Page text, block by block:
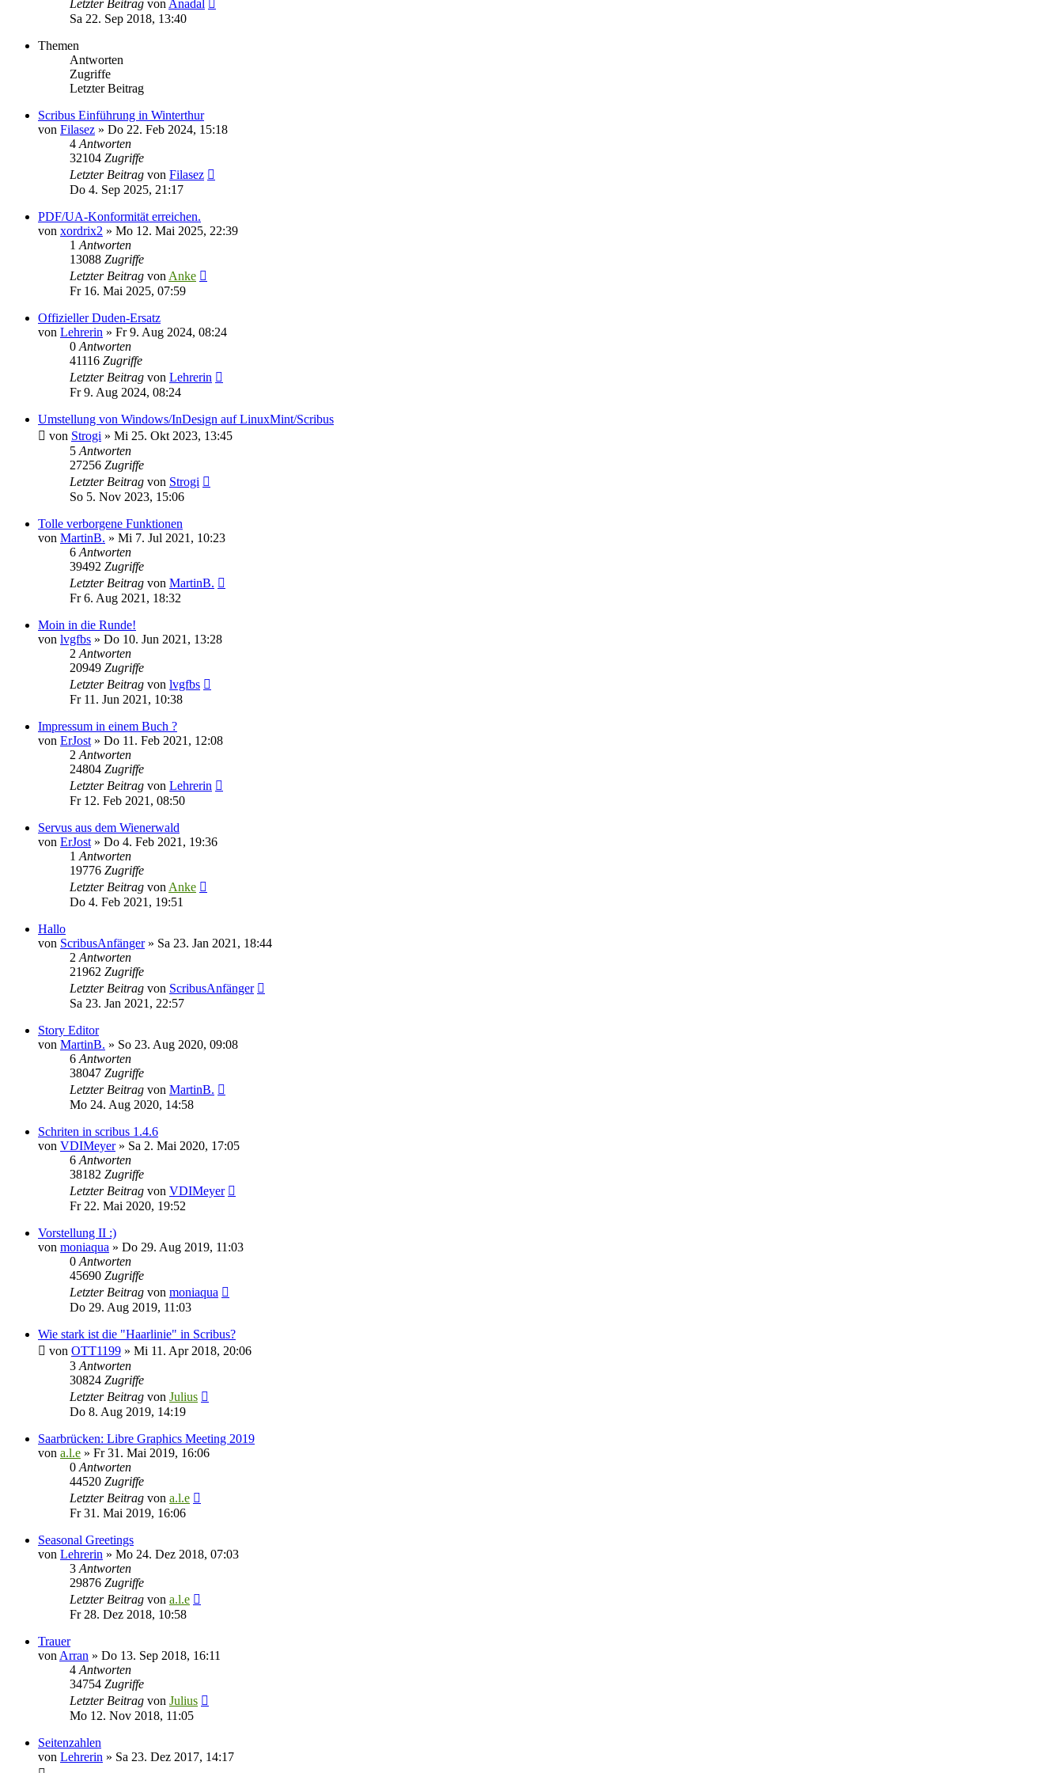
Letzter Beitrag von Anadal
Sa 22. Sep 2018, 13:40
Themen
Antworten
Zugriffe
Letzter Beitrag
Scribus Einführung in Winterthur
von Filasez » Do 22. Feb 2024, 15:18
4 Antworten
32104 Zugriffe
Letzter Beitrag von Filasez
Do 4. Sep 2025, 21:17
PDF/UA-Konformität erreichen.
von xordrix2 » Mo 12. Mai 2025, 22:39
1 Antworten
13088 Zugriffe
Letzter Beitrag von Anke
Fr 16. Mai 2025, 07:59
Offizieller Duden-Ersatz
von Lehrerin » Fr 9. Aug 2024, 08:24
0 Antworten
41116 Zugriffe
Letzter Beitrag von Lehrerin
Fr 9. Aug 2024, 08:24
Umstellung von Windows/InDesign auf LinuxMint/Scribus
von Strogi » Mi 25. Okt 2023, 13:45
5 Antworten
27256 Zugriffe
Letzter Beitrag von Strogi
So 5. Nov 2023, 15:06
Tolle verborgene Funktionen
von MartinB. » Mi 7. Jul 2021, 10:23
6 Antworten
39492 Zugriffe
Letzter Beitrag von MartinB.
Fr 6. Aug 2021, 18:32
Moin in die Runde!
von lvgfbs » Do 10. Jun 2021, 13:28
2 Antworten
20949 Zugriffe
Letzter Beitrag von lvgfbs
Fr 11. Jun 2021, 10:38
Impressum in einem Buch ?
von ErJost » Do 11. Feb 2021, 12:08
2 Antworten
24804 Zugriffe
Letzter Beitrag von Lehrerin
Fr 12. Feb 2021, 08:50
Servus aus dem Wienerwald
von ErJost » Do 4. Feb 2021, 19:36
1 Antworten
19776 Zugriffe
Letzter Beitrag von Anke
Do 4. Feb 2021, 19:51
Hallo
von ScribusAnfänger» Sa 23. Jan 2021, 18:44
2 Antworten
21962 Zugriffe
Letzter Beitrag von ScribusAnfänger
Sa 23. Jan 2021, 22:57
Story Editor
von MartinB. » So 23. Aug 2020, 09:08
6 Antworten
38047 Zugriffe
Letzter Beitrag von MartinB.
Mo 24. Aug 2020, 14:58
Schriten in scribus 1.4.6
von VDIMeyer» Sa 2. Mai 2020, 17:05
6 Antworten
38182 Zugriffe
Letzter Beitrag von VDIMeyer
Fr 22. Mai 2020, 19:52
Vorstellung II :)
von moniaqua » Do 29. Aug 2019, 11:03
0 Antworten
45690 Zugriffe
Letzter Beitrag von moniaqua
Do 29. Aug 2019, 11:03
Wie stark ist die "Haarlinie" in Scribus?
von OTT1199 » Mi 11. Apr 2018, 20:06
3 Antworten
30824 Zugriffe
Letzter Beitrag von Julius
Do 8. Aug 2019, 14:19
Saarbrücken: Libre Graphics Meeting 2019
von a.l.e » Fr 31. Mai 2019, 16:06
0 Antworten
44520 Zugriffe
Letzter Beitrag von a.l.e
Fr 31. Mai 2019, 16:06
Seasonal Greetings
von Lehrerin » Mo 24. Dez 2018, 07:03
3 Antworten
29876 Zugriffe
Letzter Beitrag von a.l.e
Fr 28. Dez 2018, 10:58
Trauer
von Arran » Do 13. Sep 2018, 16:11
4 Antworten
34754 Zugriffe
Letzter Beitrag von Julius
Mo 12. Nov 2018, 11:05
Seitenzahlen
von Lehrerin » Sa 23. Dez 2017, 14:17